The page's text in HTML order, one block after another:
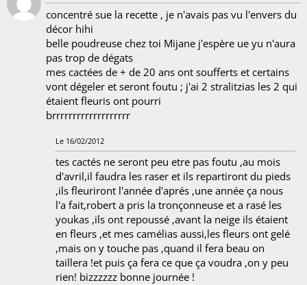
concentré sue la recette , je n'avais pas vu l'envers du
décor hihi
belle poudreuse chez toi Mijane j'espère ue yu n'aura
pas trop de dégats
mes cactées de + de 20 ans ont soufferts et certains
vont dégeler et seront foutu ; j'ai 2 stralitzias les 2 qui
étaient fleuris ont pourri
brrrrrrrrrrrrrrrrrrr
Le 16/02/2012
tes cactés ne seront peu etre pas foutu ,au mois
d'avril,il faudra les raser et ils repartiront du pieds
,ils fleuriront l'année d'aprés ,une année ça nous
l'a fait,robert a pris la tronçonneuse et a rasé les
youkas ,ils ont repoussé ,avant la neige ils étaient
en fleurs ,et mes camélias aussi,les fleurs ont gelé
,mais on y touche pas ,quand il fera beau on
taillera !et puis ça fera ce que ça voudra ,on y peu
rien! bizzzzzz bonne journée !